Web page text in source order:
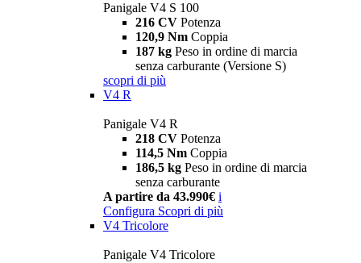
Panigale V4 S 100
216 CV Potenza
120,9 Nm Coppia
187 kg Peso in ordine di marcia
senza carburante (Versione S)
scopri di più
V4 R
Panigale V4 R
218 CV Potenza
114,5 Nm Coppia
186,5 kg Peso in ordine di marcia
senza carburante
A partire da 43.990€ i
Configura Scopri di più
V4 Tricolore
Panigale V4 Tricolore